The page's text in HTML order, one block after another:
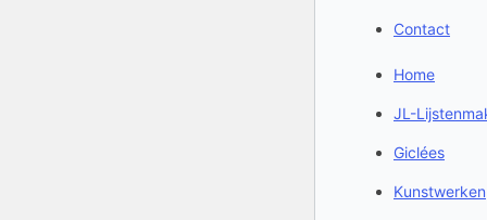
Contact
Home
JL-
Giclées
Kunstwerken